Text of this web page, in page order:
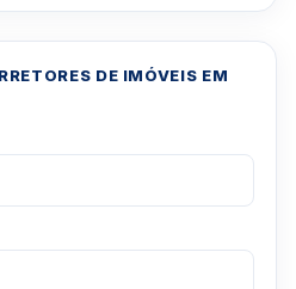
DE IMÓVEIS EM